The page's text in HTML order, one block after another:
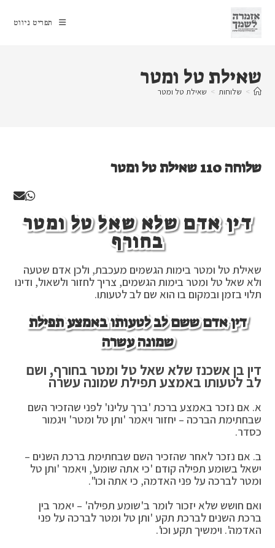
content
תפריט ניווט
שאילת טל ומטר
> שלוחות > שאילת טל ומטר
שלוחה 110 שאילת טל ומטר
דין אדם שלא שאל טל ומטר
בחורף
שאילת טל ומטר בימות הגשמים מעכבת, ולכן אדם שטעה
ולא שאל טל ומטר בימות הגשמים, צריך לחזור ולשאול, ודינו
תלוי בזמן ובמקום בו הוא שם לב לטעותו.
דין אדם ששם לב לטעותו באמצע תפילת
שמונה עשרה
דין בן אשכנז שלא שאל טל ומטר בחורף, ושם
לב לטעותו באמצע תפילת שמונה עשרה
א. אם נזכר באמצע ברכת 'ברך עלינו' לפני שהזכיר השם
שבחתימת הברכה – יחזור ויאמר 'ותן טל ומטר' ויגמור
כסדר.
ב. אם נזכר לאחר שהזכיר השם שבחתימת ברכת השנים –
ישאל בשומע תפילה קודם 'כי אתה שומע', ויאמר 'ותן טל
ומטר לברכה על פני האדמה, כי אתה וכו".
ואם חושש שלא יזכור לומר ב'שומע תפילה' – יאמר בין
ברכת השנים לברכת תקע 'ותן טל ומטר לברכה על פני
האדמה'. וימשיך תקע וכו'.